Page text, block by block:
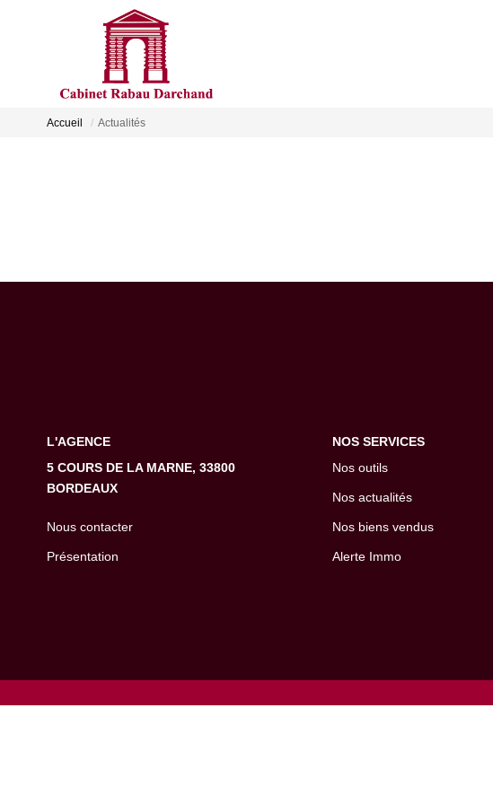
Accueil Actualités
L'AGENCE
5 COURS DE LA MARNE, 33800
BORDEAUX
Nous contacter
Présentation
NOS SERVICES
Nos outils
Nos actualités
Nos biens vendus
Alerte Immo